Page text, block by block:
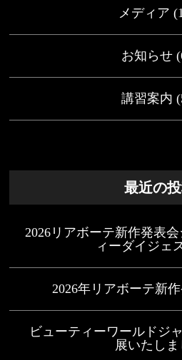
メディア
お知らせ
講習案内
最近の
2026リアボーテ新作発表
ィーダイジェ
2026年リアボーテ新
ビューティーワールドジ
展いたしま